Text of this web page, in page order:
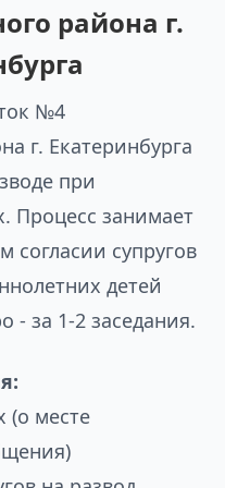
района г.
№4
г. Екатеринбурга
при
Процесс занимает
согласии супругов
детей
- за 1-2 заседания.
(о месте